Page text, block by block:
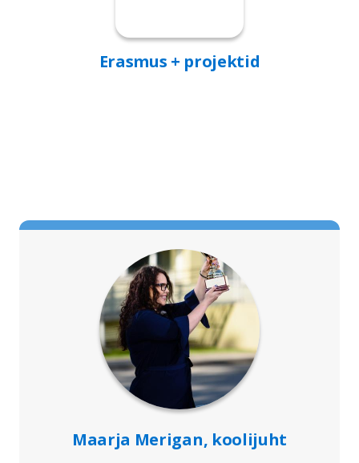
Erasmus + projektid
Maarja Merigan, koolijuht